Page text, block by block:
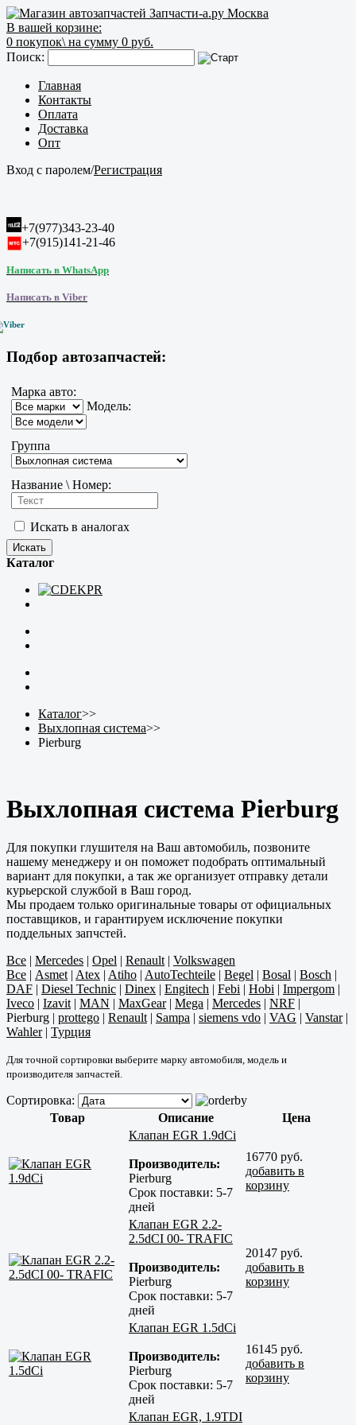
В вашей корзине:
0 покупок\ на сумму 0 руб.
Поиск:
Главная
Контакты
Оплата
Доставка
Опт
Вход с паролем/Регистрация
+7(977)343-23-40
+7(915)141-21-46
Написать в WhatsApp
Написать в Viber
Подбор автозапчастей:
Марка авто:
Модель:
Группа
Название \ Номер:
Искать в аналогах
Каталог
Каталог>>
Выхлопная система>>
Pierburg
Выхлопная система Pierburg
Для покупки глушителя на Ваш автомобиль, позвоните
нашему менеджеру и он поможет подобрать оптимальный
вариант для покупки, а так же организует отправку детали
курьерской службой в Ваш город.
Мы продаем только оригинальные товары от официальных
поставщиков, и гарантируем исключение покупки
поддельных запчстей.
Все | Mercedes | Opel | Renault | Volkswagen
Все | Asmet | Atex | Atiho | AutoTechteile | Begel | Bosal | Bosch |
DAF | Diesel Technic | Dinex | Engitech | Febi | Hobi | Impergom |
Iveco | Izavit | MAN | MaxGear| Mega | Mercedes | NRF |
Pierburg | prottego | Renault | Sampa | siemens vdo | VAG | Vanstar|
Wahler| Турция
Для точной сортировки выберите марку автомобиля, модель и
производителя запчастей.
Сортировка:
Товар
Описание
Цена
Клапан EGR 1.9dCi
Производитель:
Pierburg
Срок поставки: 5-7
дней
16770 руб.
добавить в
корзину
Клапан EGR 2.2-
2.5dCI 00- TRAFIC
Производитель:
Pierburg
Срок поставки: 5-7
дней
20147 руб.
добавить в
корзину
Клапан EGR 1.5dCi
Производитель:
Pierburg
Срок поставки: 5-7
дней
16145 руб.
добавить в
корзину
Клапан EGR, 1.9TDI